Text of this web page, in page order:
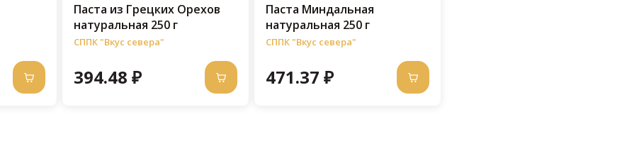
Паста из Грецких Орехов
натуральная 250 г
СППК "Вкус севера"
394.48 ₽
Паста Миндальная
натуральная 250 г
СППК "Вкус севера"
471.37 ₽